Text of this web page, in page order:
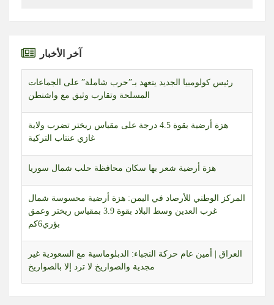
آخر الأخبار
هزة أرضية بقوة 4.5 درجة على مقياس ريختر تضرب ولاية
غازي عنتاب التركية
هزة أرضية شعر بها سكان محافظة حلب شمال سوريا
المركز الوطني للأرصاد في اليمن: هزة أرضية محسوسة شمال
غرب العدين وسط البلاد بقوة 3.9 بمقياس ريختر وعمق
العراق | أمين عام حركة النجباء: الدبلوماسية مع السعودية غير
مجدية والصواريخ لا ترد إلا بالصواريخ
طائرات مسيّرة إسرائيلية تحلّق بشكل مكثف في أجواء قضاء
بنت جبيل جنوبي لبنان
“واشنطن بوست” عن مذكرة رسمية: البنتاغون طلب من